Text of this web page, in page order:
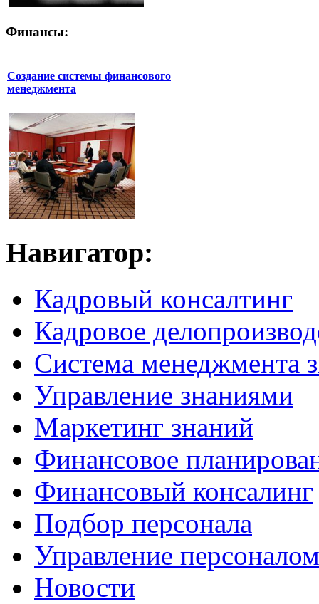
Финансы:
Создание системы финансового
менеджмента
Навигатор:
Кадровый консалтинг
Кадровое
Система менеджмента
Управление знаниями
Маркетинг знаний
Финансовое
Финансовый консалинг
Подбор персонала
Управление персоналом
Новости